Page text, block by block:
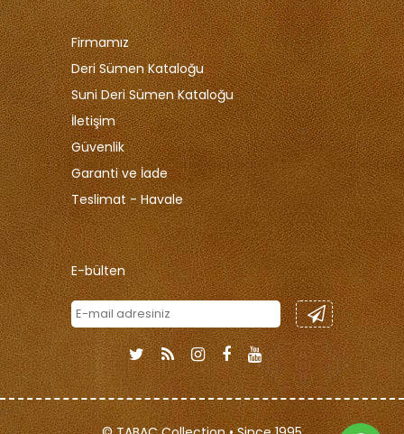
Firmamız
Deri Sümen Kataloğu
Suni Deri Sümen Kataloğu
İletişim
Güvenlik
Garanti ve İade
Teslimat - Havale
E-bülten